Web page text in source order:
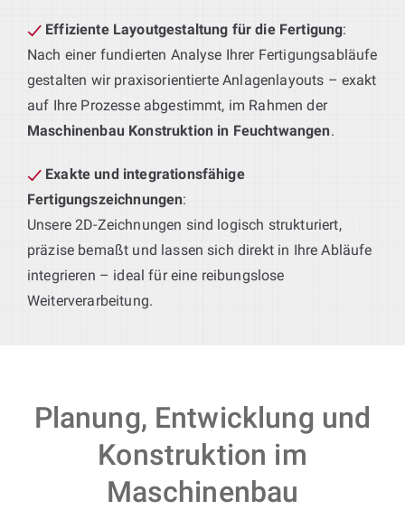
Effiziente Layoutgestaltung für die Fertigung:
Nach einer fundierten Analyse Ihrer Fertigungsabläufe
gestalten wir praxisorientierte Anlagenlayouts – exakt
auf Ihre Prozesse abgestimmt, im Rahmen der
Maschinenbau Konstruktion in Feuchtwangen.
Exakte und integrationsfähige
Fertigungszeichnungen:
Unsere 2D-Zeichnungen sind logisch strukturiert,
präzise bemaßt und lassen sich direkt in Ihre Abläufe
integrieren – ideal für eine reibungslose
Weiterverarbeitung.
Planung, Entwicklung und
Konstruktion im
Maschinenbau